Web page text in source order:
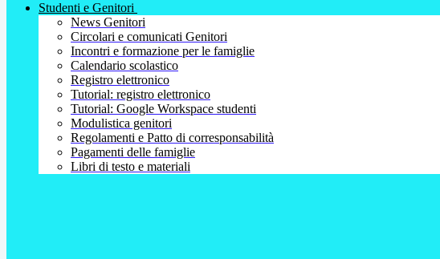
Studenti e Genitori
News Genitori
Circolari e comunicati Genitori
Incontri e formazione per le famiglie
Calendario scolastico
Registro elettronico
Tutorial: registro elettronico
Tutorial: Google Workspace studenti
Modulistica genitori
Regolamenti e Patto di corresponsabilità
Pagamenti delle famiglie
Libri di testo e materiali